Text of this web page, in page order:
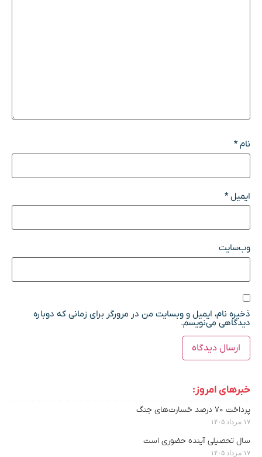
نام*
ایمیل*
وب‌سایت
ذخیره نام، ایمیل و وبسایت من در مرورگر برای زمانی که دوباره
دیدگاهی می‌نویسم.
خبرهای امروز:
پرداخت ۷۰ درصد خسارت‌های جنگ
۱۷ مرداد ۱۴۰۵
سال تحصیلی آینده حضوری است
۱۷ مرداد ۱۴۰۵